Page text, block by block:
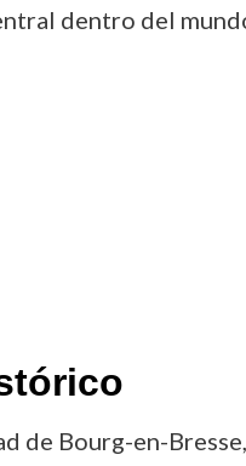
dentro del
de Bourg-en-